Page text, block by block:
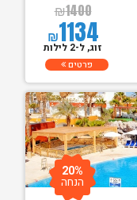
₪1400
₪1134
זוג, ל-2 לילות
פרטים
20%
הנחה